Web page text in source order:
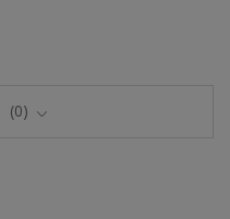
0